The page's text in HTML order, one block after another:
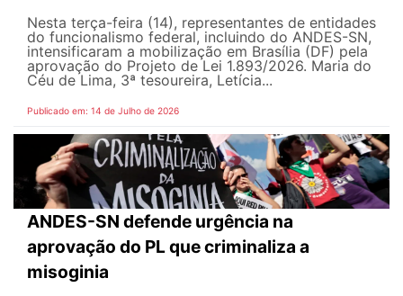
Nesta terça-feira (14), representantes de entidades
do funcionalismo federal, incluindo do ANDES-SN,
intensificaram a mobilização em Brasília (DF) pela
aprovação do Projeto de Lei 1.893/2026. Maria do
Céu de Lima, 3ª tesoureira, Letícia...
Publicado em: 14 de Julho de 2026
ANDES-SN defende urgência na
aprovação do PL que criminaliza a
misoginia